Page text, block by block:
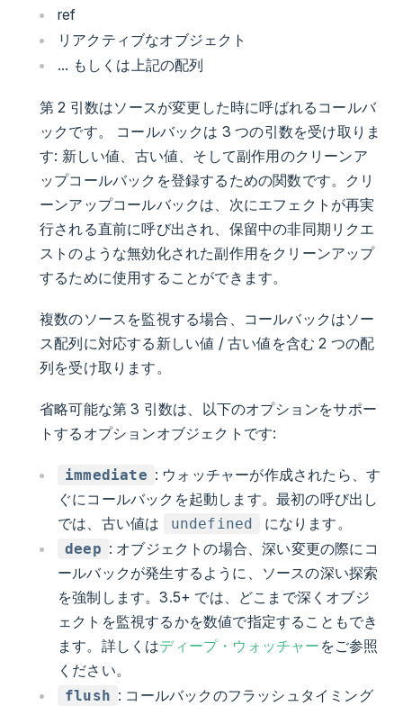
ref
リアクティブなオブジェクト
... もしくは上記の配列
第 2 引数はソースが変更した時に呼ばれるコールバ
ックです。 コールバックは 3 つの引数を受け取りま
す: 新しい値、古い値、そして副作用のクリーンア
ップコールバックを登録するための関数です。クリ
ーンアップコールバックは、次にエフェクトが再実
行される直前に呼び出され、保留中の非同期リクエ
ストのような無効化された副作用をクリーンアップ
するために使用することができます。
複数のソースを監視する場合、コールバックはソー
ス配列に対応する新しい値 / 古い値を含む 2 つの配
列を受け取ります。
省略可能な第 3 引数は、以下のオプションをサポー
トするオプションオブジェクトです:
immediate : ウォッチャーが作成されたら、す
ぐにコールバックを起動します。最初の呼び出し
では、古い値は
undefined になります。
deep : オブジェクトの場合、深い変更の際にコ
ールバックが発生するように、ソースの深い探索
を強制します。3.5+ では、どこまで深くオブジ
ェクトを監視するかを数値で指定することもでき
ます。詳しくはディープ・ウォッチャー をご参照
ください。
flush : コールバックのフラッシュタイミング